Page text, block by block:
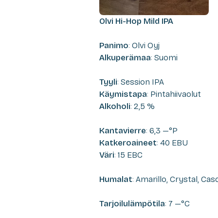
Olvi Hi-Hop Mild IPA
Panimo: Olvi Oyj
Alkuperämaa: Suomi
Tyyli: Session IPA
Käymistapa: Pintahiivaolut
Alkoholi: 2,5 %
Kantavierre: 6,3 —°P
Katkeroaineet: 40 EBU
Väri: 15 EBC
Humalat: Amarillo, Crystal,
Tarjoilulämpötila: 7 —°C